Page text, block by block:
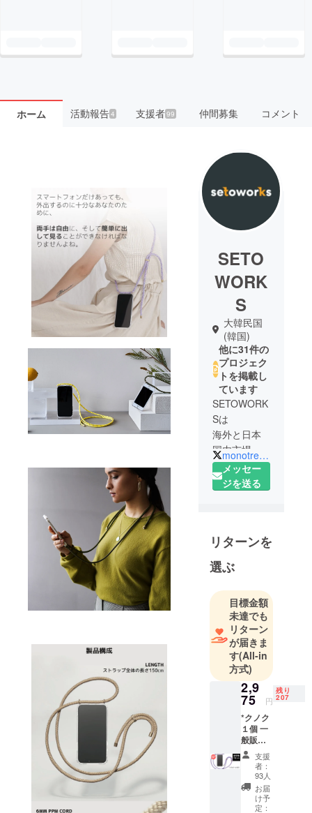
ホーム 活動報告4 支援者99 仲間募集 コメント
SETO
WORK
S
大韓民国
(韓国)
他に31件の
プロジェク
トを掲載し
ています
SETOWORK
Sは
海外と日本
国内市場の
間に存在す
るギャップ
海外の優れ
たデザイ
ン、新しい
未来を一歩
先に示すこ
と。そのた
め、
新しいテク
ノロジー・
アイデア製
品を日本の
クラウド
ファンディ
ングを通じ
て先行公開
します。
普段気づか
なかった海
monotrendy424
メッセー
ジを送る
リターンを
選ぶ
目標金額
未達でも
リターン
が届きま
す(All-in
方式)
2,9
75 円
残り
207
*クノク
１個 一
般販売
予定価
格：
3,500
円」
→「特
支援
者：
93人
お届
け予
定：